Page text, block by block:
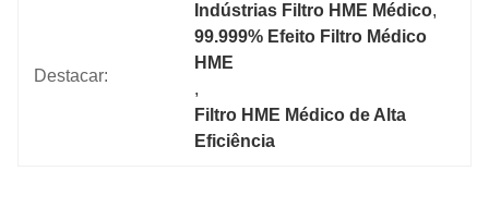
Destacar:
Indústrias Filtro HME Médico,
99.999% Efeito Filtro Médico
HME
,
Filtro HME Médico de Alta
Eficiência